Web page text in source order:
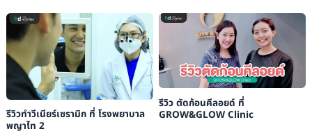
รีวิวทำวีเนียร์เซรามิก ที่ โรงพยาบาล
พญาไท 2
รีวิว ตัดก้อนคีลอยด์ ที่
GROW&GLOW Clinic